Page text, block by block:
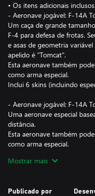
• Os itens adicionais
- Aeronave jogável: F-14A
Um caça de grande
F-4 para defesa de frotas.
e asas de geometria
apelido é "Tomcat".
Esta aeronave também
como arma especial.
Inclui 6 skins (incluindo
- Aeronave jogável: F-14A
Uma aeronave especial
distância.
Esta aeronave também
como arma especial.
Iceman.
Mostrar mais
Publicado por